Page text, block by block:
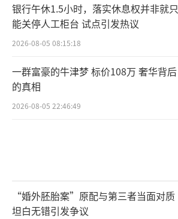
银行午休1.5小时，落实休息权并非就只
能关停人工柜台 试点引发热议
2026-08-05 08:15:18
一群富豪的牛津梦 标价108万 奢华背后
的真相
2026-08-05 22:46:49
“婚外胚胎案”原配与第三者当面对质
坦白无错引发争议